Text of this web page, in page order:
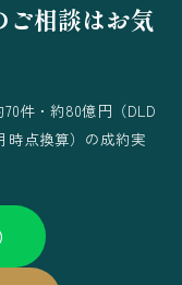
ご相談はお気
件・約80億円（DLD
時点換算）の成約実